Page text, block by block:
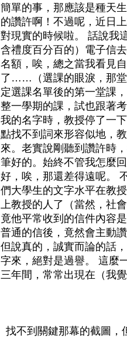
簡單的事，那應該是種天
的讚許啊！不過呢，近日
對現實的時候啦。 話說我
含禮度百分百的）電子信
名額，唉，總之當我看見
了……（選課的眼淚，那堂
定選課名單後的第一堂課
整一學期的課，試也跟著
我的名字時，教授停了一
點找不到詞來形容似地，
來。老實說剛聽到讚許時
筆好的。始終不管我怎麼
好，唉，那還差得遠呢。
們大學生的文字水平在教
上教授的人了（當然，社
竟他平常收到的信件內容
普通的信後，竟然會主動
但說真的，誠實而論的話
字來，絕對是過譽。 這麼
三年間，常常出現在（我
找不到關鍵那幕的截圖，